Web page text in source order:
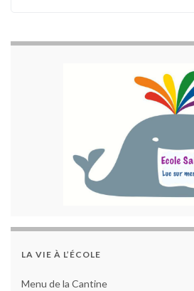
LA VIE À L’ÉCOLE
Menu de la Cantine